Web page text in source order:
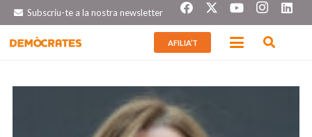
Subscriu-te a la nostra newsletter
AFILIA’T